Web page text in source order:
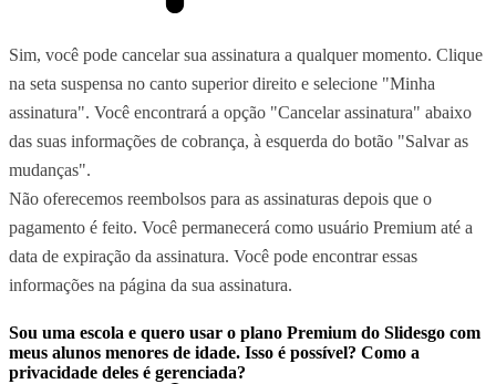
Sim, você pode cancelar sua assinatura a qualquer momento. Clique
na seta suspensa no canto superior direito e selecione "Minha
assinatura". Você encontrará a opção "Cancelar assinatura" abaixo
das suas informações de cobrança, à esquerda do botão "Salvar as
mudanças".
Não oferecemos reembolsos para as assinaturas depois que o
pagamento é feito. Você permanecerá como usuário Premium até a
data de expiração da assinatura. Você pode encontrar essas
informações na página da sua assinatura.
Sou uma escola e quero usar o plano Premium do Slidesgo com
meus alunos menores de idade. Isso é possível? Como a
privacidade deles é gerenciada?